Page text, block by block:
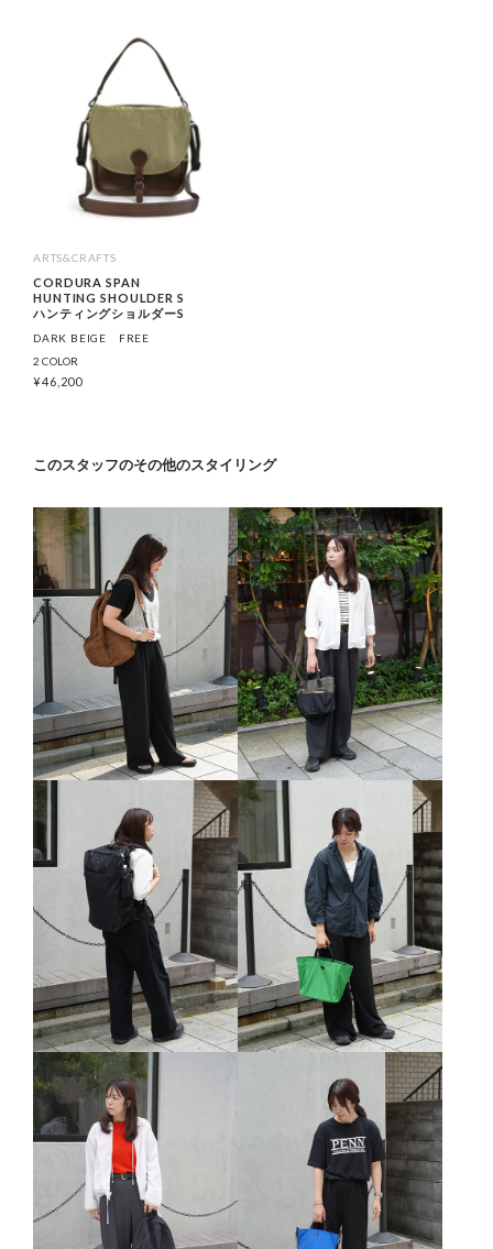
ARTS&CRAFTS
CORDURA SPAN
HUNTING SHOULDER S
ハンティングショルダーS
DARK BEIGE
FREE
2 COLOR
¥46,200
このスタッフのその他のスタイリング